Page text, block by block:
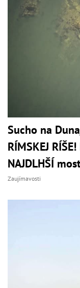
Sucho na
RÍMSKEJ
NAJDLHŠÍ
Zaujímavosti